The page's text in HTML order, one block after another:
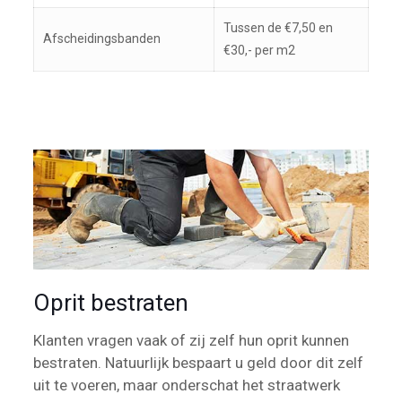
Afscheidingsbanden
Tussen de €7,50 en
€30,- per m2
Oprit bestraten
Klanten vragen vaak of zij zelf hun oprit kunnen
bestraten. Natuurlijk bespaart u geld door dit zelf
uit te voeren, maar onderschat het straatwerk